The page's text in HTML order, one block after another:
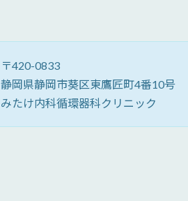
〒420-0833
静岡県静岡市葵区東鷹匠町4番10号
みたけ内科循環器科クリニック